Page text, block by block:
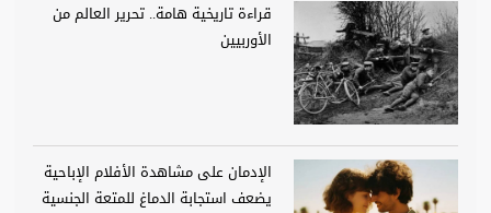
قراءة تاريخية هامة.. تحرير العالم من
الأوربيين
الإدمان على مشاهدة الأفلام الإباحية
يضعف استجابة الدماغ للمتعة الجنسية